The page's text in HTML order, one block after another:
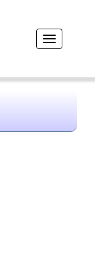
Desplegar
navegación